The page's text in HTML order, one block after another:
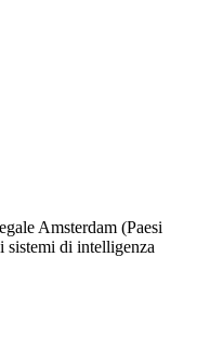
Amsterdam (Paesi
sistemi di intelligenza